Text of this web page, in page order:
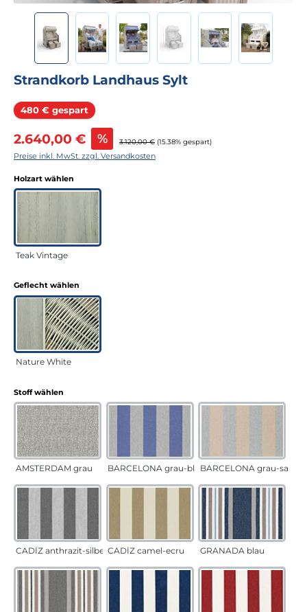
Strandkorb Landhaus Sylt
480 € gespart Rabatt
Verkaufspreis:
2.640,00 € % Regulärer Preis:
3.120,00 € (15.38% gespart)
Preise inkl. MwSt. zzgl. Versandkosten
Holzart wählen
Teak Vintage
Geflecht wählen
Nature White
Stoff wählen
AMSTERDAM grau BARCELONA grau-blauBARCELONA grau-sand
CADÍZ anthrazit-silber CADÍZ camel-ecru GRANADA blau